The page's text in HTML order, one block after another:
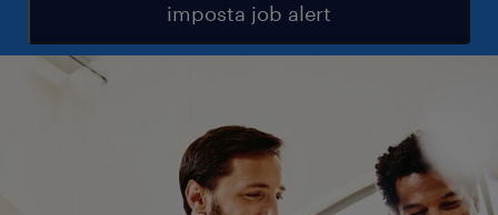
imposta job alert